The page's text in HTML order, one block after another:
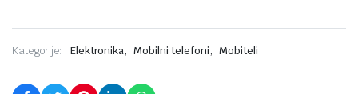
Kategorije: Elektronika, Mobilni telefoni, Mobiteli